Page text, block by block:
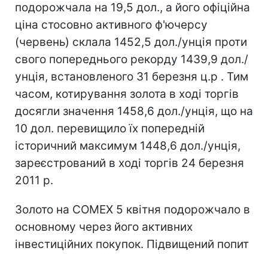
подорожчала на 19,5 дол., а його офіційна
ціна стосовно активного ф'ючерсу
(червень) склала 1452,5 дол./унція проти
свого попереднього рекорду 1439,9 дол./
унція, встановленого 31 березня ц.р . Тим
часом, котирування золота в ході торгів
досягли значення 1458,6 дол./унція, що на
10 дол. перевищило їх попередній
історичний максимум 1448,6 дол./унція,
зареєстрований в ході торгів 24 березня
2011 р.
Золото на COMEX 5 квітня подорожчало в
основному через його активних
інвестиційних покупок. Підвищений попит